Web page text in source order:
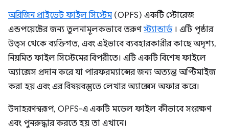
অরিজিন প্রাইভেট ফাইল সিস্টেম (OPFS) একটি স্টোরেজ
এন্ডপয়েন্টের জন্য তুলনামূলকভাবে তরুণস্ট্যান্ডার্ড। এটি পৃষ্ঠার
উত্স থেকে ব্যক্তিগত, এবং এইভাবে ব্যবহারকারীর কাছে অদৃশ্য,
নিয়মিত ফাইল সিস্টেমের বিপরীতে। এটি একটি বিশেষ ফাইলে
অ্যাক্সেস প্রদান করে যা পারফরম্যান্সের জন্য অত্যন্ত অপ্টিমাইজ
করা হয় এবং এর বিষয়বস্তুতে লেখার অ্যাক্সেস অফার করে।
উদাহরণস্বরূপ, OPFS-এ একটি মডেল ফাইল কীভাবে সংরক্ষণ
এবং পুনরুদ্ধার করতে হয় তা এখানে।